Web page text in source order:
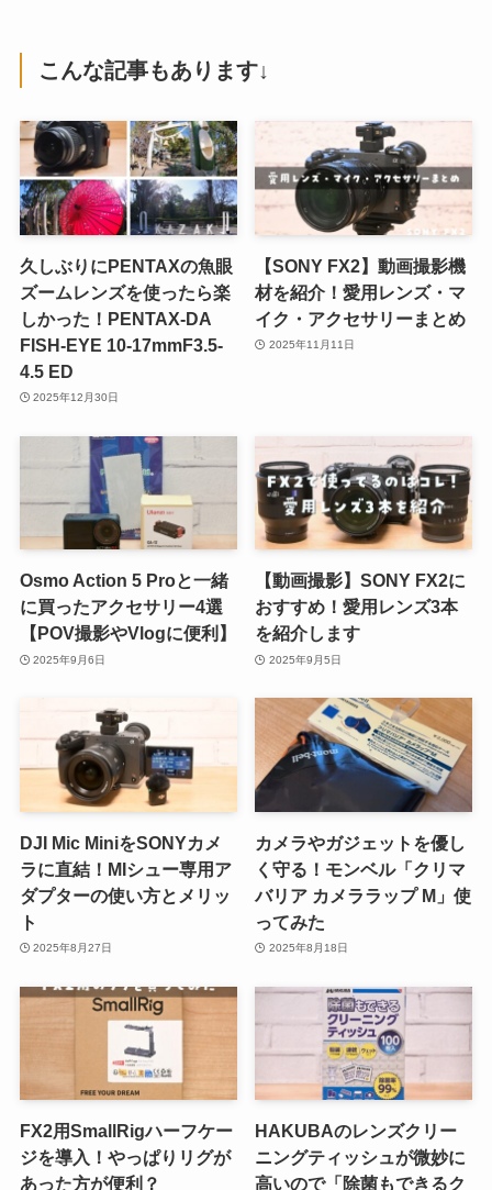
こんな記事もあります↓
久しぶりにPENTAXの魚眼
ズームレンズを使ったら楽
しかった！PENTAX-DA
FISH-EYE 10-17mmF3.5-
4.5 ED
2025年12月30日
【SONY FX2】動画撮影機
材を紹介！愛用レンズ・マ
イク・アクセサリーまとめ
2025年11月11日
Osmo Action 5 Proと一緒
に買ったアクセサリー4選
【POV撮影やVlogに便利】
2025年9月6日
【動画撮影】SONY FX2に
おすすめ！愛用レンズ3本
を紹介します
2025年9月5日
DJI Mic MiniをSONYカメ
ラに直結！MIシュー専用ア
ダプターの使い方とメリッ
ト
2025年8月27日
カメラやガジェットを優し
く守る！モンベル「クリマ
バリア カメララップ M」使
ってみた
2025年8月18日
FX2用SmallRigハーフケー
ジを導入！やっぱりリグが
あった方が便利？
HAKUBAのレンズクリー
ニングティッシュが微妙に
高いので「除菌もできるク